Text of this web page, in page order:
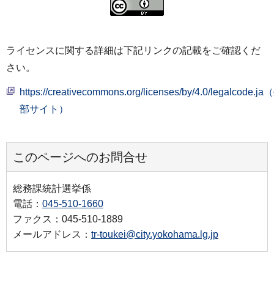
ライセンスに関する詳細は下記リンクの記載をご確認くだ
さい。
https://creativecommons.org/licenses/by/4.0/legalcode.ja
部サイト）
このページへのお問合せ
総務課統計選挙係
電話： 045-510-1660
ファクス：045-510-1889
メールアドレス： tr-toukei@city.yokohama.lg.jp